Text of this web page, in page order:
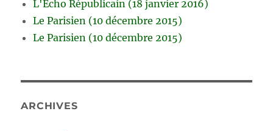
L'Echo Républicain (18 janvier 2016)
Le Parisien (10 décembre 2015)
Le Parisien (10 décembre 2015)
ARCHIVES